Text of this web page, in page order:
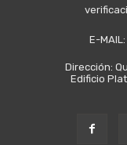
E-MAIL:
Dirección:
Edificio